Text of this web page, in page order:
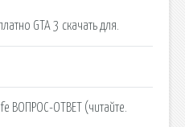
GTA 3 скачать для.
ВОПРОС-ОТВЕТ (читайте.